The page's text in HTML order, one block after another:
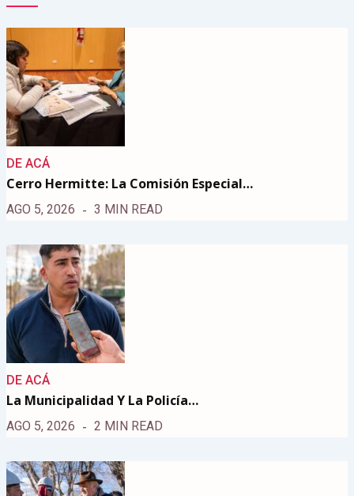
DE ACÁ
Cerro Hermitte: La Comisión Especial…
AGO 5, 2026 3 MIN READ
DE ACÁ
La Municipalidad Y La Policía…
AGO 5, 2026 2 MIN READ